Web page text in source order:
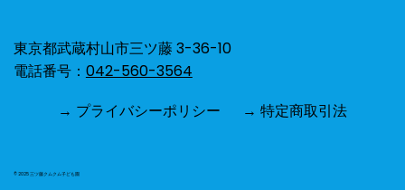
東京都武蔵村山市三ツ藤 3-36-10
電話番号： 042-560-3564
→ プライバシーポリシー
→ 特定商取引法
© 2025 三ツ藤クムクム子ども園